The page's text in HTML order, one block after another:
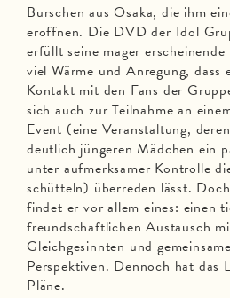
Burschen aus Osaka, die ihm
eröffnen. Die DVD der Idol
erfüllt seine mager
viel Wärme und Anregung, dass
Kontakt mit den Fans der
sich auch zur Teilnahme an
Event (eine Veranstaltung,
deutlich jüngeren Mädchen ein
unter aufmerksamer Kontrolle
schütteln) überreden lässt.
findet er vor allem eines: einen
freundschaftlichen Austausch
Gleichgesinnten und
Perspektiven. Dennoch hat das
Pläne.